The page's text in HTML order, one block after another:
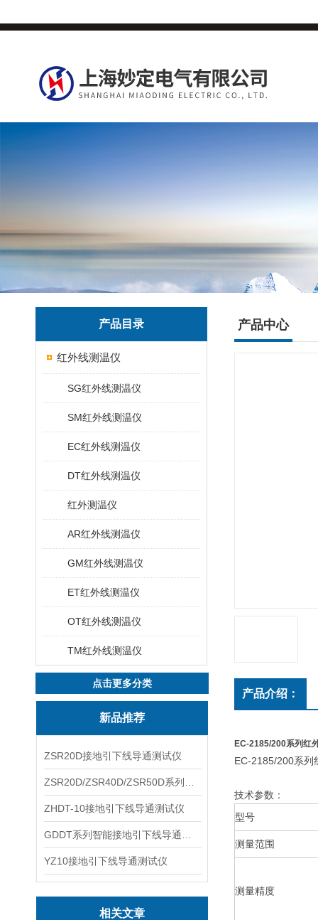
产品目录
红外线测温仪
SG红外线测温仪
SM红外线测温仪
EC红外线测温仪
DT红外线测温仪
红外测温仪
AR红外线测温仪
GM红外线测温仪
ET红外线测温仪
OT红外线测温仪
TM红外线测温仪
点击更多分类
新品推荐
ZSR20D接地引下线导通测试仪
ZHDT-10接地引下线导通测试仪
YZ10接地引下线导通测试仪
相关文章
产品中心
产品介绍：
EC-2185/200系列红
EC-2185/200系列
技术参数：
型号
测量范围
测量精度